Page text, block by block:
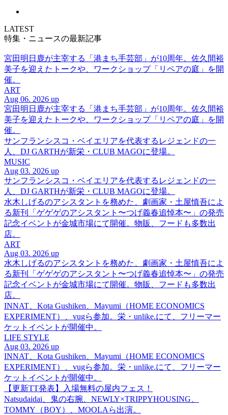
LATEST
特集・ニュースの最新記事
宮田明日鹿が主宰する「港まち手芸部」が10周年。佐久間裕
美子を迎えたトークや、ワークショップ「リペアの庭」を開
催。
ART
Aug 06. 2026 up
宮田明日鹿が主宰する「港まち手芸部」が10周年。佐久間裕
美子を迎えたトークや、ワークショップ「リペアの庭」を開
催。
サンフランシスコ・ベイエリアを代表するレジェンドの一
人、DJ GARTHが新栄・CLUB MAGOに登場。
MUSIC
Aug 03. 2026 up
サンフランシスコ・ベイエリアを代表するレジェンドの一
人、DJ GARTHが新栄・CLUB MAGOに登場。
水木しげるのアシスタントを務めた、劇画家・土屋慎吾によ
る新刊「ゲゲゲのアシスタント〜つげ義春追悼本〜」の発売
記念イベントが金城市場にて開催。物販、フードも多数出
店。
ART
Aug 03. 2026 up
水木しげるのアシスタントを務めた、劇画家・土屋慎吾によ
る新刊「ゲゲゲのアシスタント〜つげ義春追悼本〜」の発売
記念イベントが金城市場にて開催。物販、フードも多数出
店。
INNAT、Kota Gushiken、Mayumi（HOME ECONOMICS
EXPERIMENT）、vugら参加。栄・unlike.にて、フリーマー
ケットイベントが開催中。
LIFE STYLE
Aug 03. 2026 up
INNAT、Kota Gushiken、Mayumi（HOME ECONOMICS
EXPERIMENT）、vugら参加。栄・unlike.にて、フリーマー
ケットイベントが開催中。
【更新TT発表】入場無料の屋内フェス！
Natsudaidai、鬼の右腕、NEWLY×TRIPPYHOUSING、
TOMMY（BOY）、MOOLAら出演。